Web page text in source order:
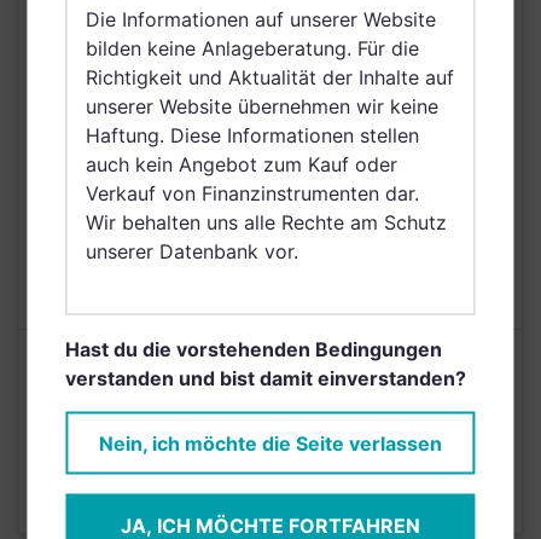
VERTRIEBSZULASSUNG
Frankreich,
Deutschland, Spanien,
Luxemburg, Schweiz,
Hong Kong, Irland,
Singapur, Brunei
Darussalam, Saudi
Arabien
AUSGABEAUFSCHLAG N/A
MAX. LAUFENDE
Risikoeinstufung laut Anbieter (KID)
2 3 4 5 6
Die Informationen auf unserer Website
bilden keine Anlageberatung. Für die
Richtigkeit und Aktualität der Inhalte auf
unserer Website übernehmen wir keine
Haftung. Diese Informationen stellen
auch kein Angebot zum Kauf oder
Verkauf von Finanzinstrumenten dar.
Wir behalten uns alle Rechte am Schutz
unserer Datenbank vor.
Hast du die vorstehenden Bedingungen
verstanden und bist damit einverstanden?
Nein, ich möchte die Seite verlassen
JA, ICH MÖCHTE FORTFAHREN